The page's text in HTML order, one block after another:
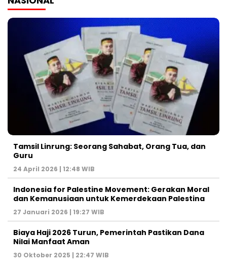
Tamsil Linrung: Seorang Sahabat, Orang Tua, dan
Guru
24 April 2026 | 12:48 WIB
Indonesia for Palestine Movement: Gerakan Moral
dan Kemanusiaan untuk Kemerdekaan Palestina
27 Januari 2026 | 19:27 WIB
Biaya Haji 2026 Turun, Pemerintah Pastikan Dana
Nilai Manfaat Aman
30 Oktober 2025 | 22:47 WIB